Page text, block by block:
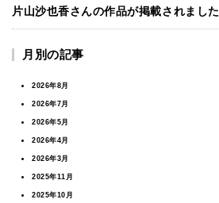
片山沙也香さんの作品が掲載されました
月別の記事
2026年8月
2026年7月
2026年5月
2026年4月
2026年3月
2025年11月
2025年10月